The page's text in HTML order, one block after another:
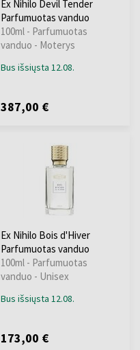
Ex Nihilo Devil Tender
Parfumuotas vanduo
100ml - Parfumuotas
vanduo - Moterys
Bus išsiųsta 12.08.
387,00 €
Ex Nihilo Bois d'Hiver
Parfumuotas vanduo
100ml - Parfumuotas
vanduo - Unisex
Bus išsiųsta 12.08.
173,00 €